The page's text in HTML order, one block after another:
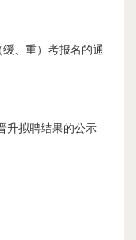
、重）考报名的通
升拟聘结果的公示